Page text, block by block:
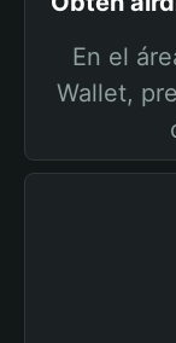
En el
Wallet,